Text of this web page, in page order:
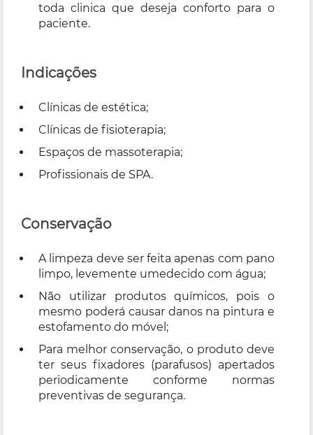
toda clinica que deseja conforto para o
paciente.
Indicações
Clínicas de estética;
Clínicas de fisioterapia;
Espaços de massoterapia;
Profissionais de SPA.
Conservação
A limpeza deve ser feita apenas com pano
limpo, levemente umedecido com água;
Não utilizar produtos químicos, pois o
mesmo poderá causar danos na pintura e
estofamento do móvel;
Para melhor conservação, o produto deve
ter seus fixadores (parafusos) apertados
periodicamente conforme normas
preventivas de segurança.